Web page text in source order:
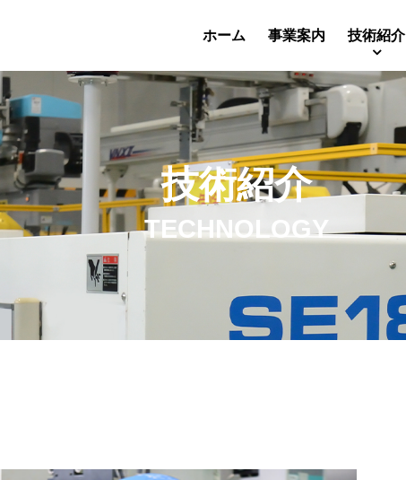
ホーム 事業案内 技術紹介
技術紹介
TECHNOLOGY